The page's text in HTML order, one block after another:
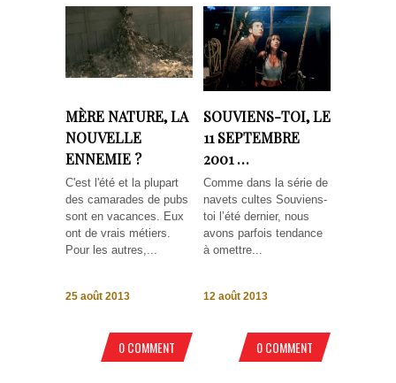
MÈRE NATURE, LA
NOUVELLE
ENNEMIE ?
C'est l'été et la plupart
des camarades de pubs
sont en vacances. Eux
ont de vrais métiers.
Pour les autres,...
25 août 2013
0 COMMENT
SOUVIENS-TOI, LE
11 SEPTEMBRE
2001 …
Comme dans la série de
navets cultes Souviens-
toi l’été dernier, nous
avons parfois tendance
à omettre...
12 août 2013
0 COMMENT